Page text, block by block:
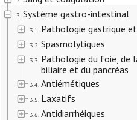
3. Système gastro-intestinal
3.1. Pathologie gastrique
3.2. Spasmolytiques
3.3. Pathologie du foie, de
biliaire et du pancréas
3.4. Antiémétiques
3.5. Laxatifs
3.6. Antidiarrhéiques